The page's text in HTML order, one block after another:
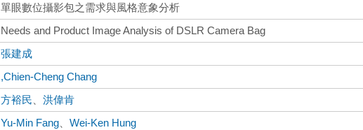
單眼數位攝影包之需求與風格意象分析
Needs and Product Image Analysis of DSLR Camera Bag
張建成
,Chien-Cheng Chang
方裕民 、洪偉肯
Yu-Min Fang 、Wei-Ken Hung